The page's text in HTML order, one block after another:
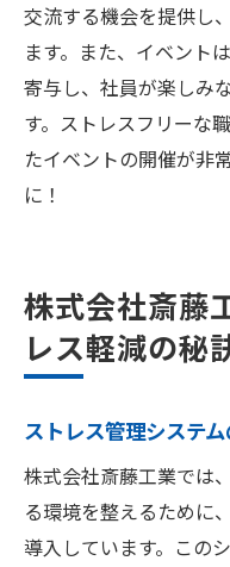
交流する機会を提供し
ます。また、イベント
寄与し、社員が楽しみ
す。ストレスフリーな
たイベントの開催が非
に！
株式会社斎藤
レス軽減の秘
ストレス管理システ
株式会社斎藤工業では
る環境を整えるために
導入しています。この